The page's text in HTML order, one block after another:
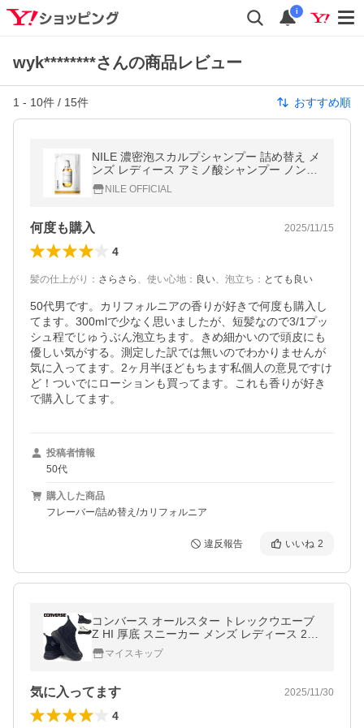
i
wyk********さんの商品レビュー
1 - 10件 / 15件 おすすめ順
NILE 濃密泡スカルプシャンプー 詰め替え メ
ンズ レディース アミノ酸シャンプー ノンシ
リコン 詰め替え用250ml トニック 爆買
NILE OFFICIAL
何度も購入 2025/11/15
4
髪の仕上がり ： さらさら 、 使い心地 ： 良い、 泡立ち ： とても良い
50代男です。カリフォルニアの香りが好きで何度も購入し
てます。300mlで少なく思いましたが、短髪なので3/1プッ
シュ程でじゅうぶん泡立ちます。きめ細かいので頭皮にも
優しい気がする。測定した訳では無いのでわかりませんが
気に入ってます。2ヶ月半ほどもちます私個人の意見ですけ
ど！ついでにローションも買ってます。これも香りが好き
で購入してます。
投稿者情報
50代
購入した商品
フレーバー/詰め替え/カリフォルニア
違反報告 いいね 2
コンバース オールスター トレックウエーブ
Z HI 厚底 スニーカー メンズ レディース 25
秋冬新作
マイスキップ
気に入ってます 2025/11/30
4